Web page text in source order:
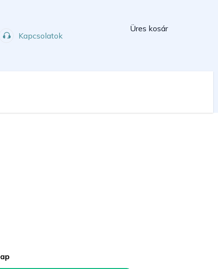
Kapcsolatok
Kosár
Üres kosár